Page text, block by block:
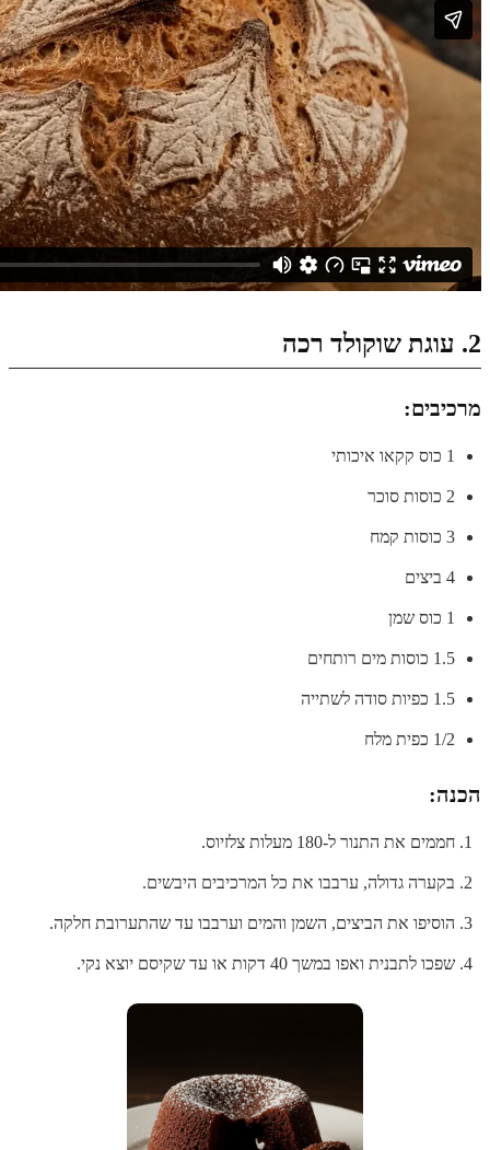
2. עוגת שוקולד רכה
מרכיבים:
1 כוס קקאו איכותי
2 כוסות סוכר
3 כוסות קמח
4 ביצים
1 כוס שמן
1.5 כוסות מים רותחים
1.5 כפיות סודה לשתייה
1/2 כפית מלח
הכנה:
חממים את התנור ל-180 מעלות צלזיוס.
בקערה גדולה, ערבבו את כל המרכיבים היבשים.
הוסיפו את הביצים, השמן והמים וערבבו עד שהתערובת חלקה.
שפכו לתבנית ואפו במשך 40 דקות או עד שקיסם יוצא נקי.